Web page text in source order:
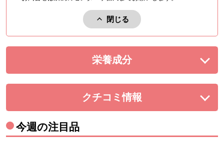
閉じる
アレルゲンを閉じる。
栄養成分を展開する。
クチコミ情報
を展開する。
今週の注目品